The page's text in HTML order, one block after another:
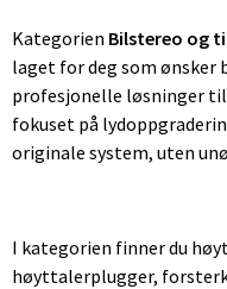
Kategorien Bilstereo og
laget for deg som
profesjonelle løsninger
fokuset på
originale system, uten
I kategorien finner du
høyttalerplugger,